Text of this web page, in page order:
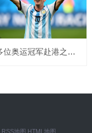
多位奥运冠军赴港之旅, 采访时状态不一, 引发讨论登上头条
RSS地图 HTML地图